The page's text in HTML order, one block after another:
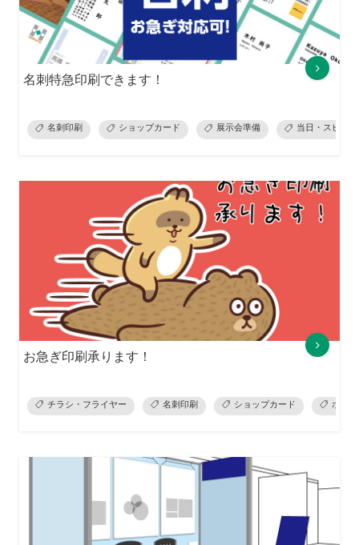
名刺特急印刷できます！
名刺印刷 ショップカード 展示会準備 当日・スピー
お急ぎ印刷承ります！
チラシ・フライヤー 名刺印刷 ショップカード ポス